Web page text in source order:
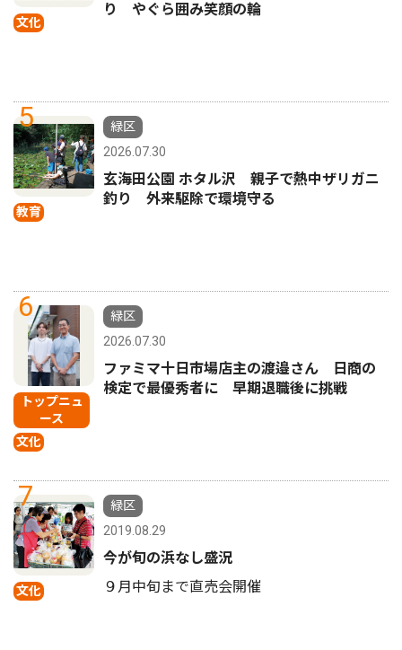
文化
り やぐら囲み笑顔の輪
5
教育
緑区
2026.07.30
玄海田公園 ホタル沢 親子で熱中ザリガニ
釣り 外来駆除で環境守る
6
トップニュ
ース
文化
緑区
2026.07.30
ファミマ十日市場店主の渡邉さん 日商の
検定で最優秀者に 早期退職後に挑戦
7
文化
緑区
2019.08.29
今が旬の浜なし盛況
９月中旬まで直売会開催